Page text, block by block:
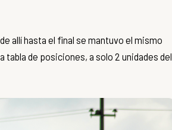
allí hasta el final se mantuvo el mismo
de posiciones, a solo 2 unidades del